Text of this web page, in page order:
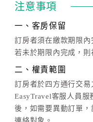
注意事項
一、客房保留
訂房者須在繳款期限內
若未於期限內完成，則
二、權責範圍
訂房者於四方通行交
EasyTravel客服人員
後，如需要異動訂單